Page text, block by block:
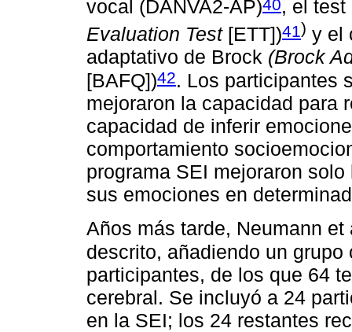
vocal (DANVA2-AP)40, el
Evaluation Test[ETT])41) y el
adaptativo de Brock (Brock
[BAFQ])42. Los participantes
mejoraron la capacidad para
capacidad de inferir
comportamiento
programa SEI mejoraron
sus emociones en
Años más tarde, Neumann et
descrito, añadiendo un
participantes, de los que 64
cerebral. Se incluyó a 24
en la SEI; los 24 restantes